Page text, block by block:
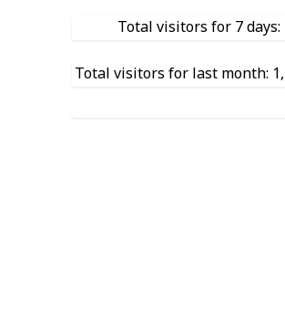
Total visitors for 7 days:
Total visitors for last month: